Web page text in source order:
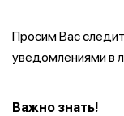
Просим Вас
уведомлениями в
Важно знать!